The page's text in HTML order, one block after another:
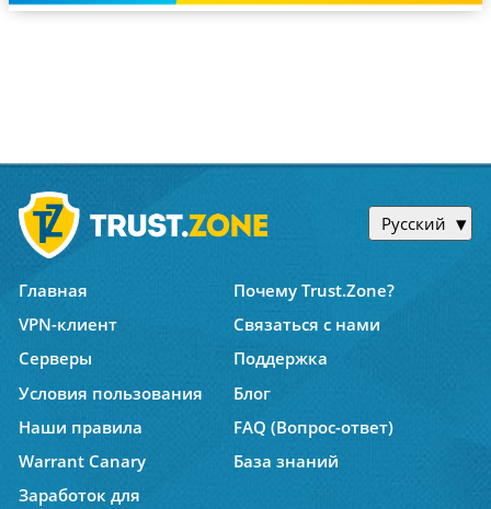
Русский
Главная
Почему Trust.Zone?
VPN-клиент
Связаться с нами
Серверы
Поддержка
Условия пользования
Блог
Наши правила
FAQ (Вопрос-ответ)
Warrant Canary
База знаний
Заработок для